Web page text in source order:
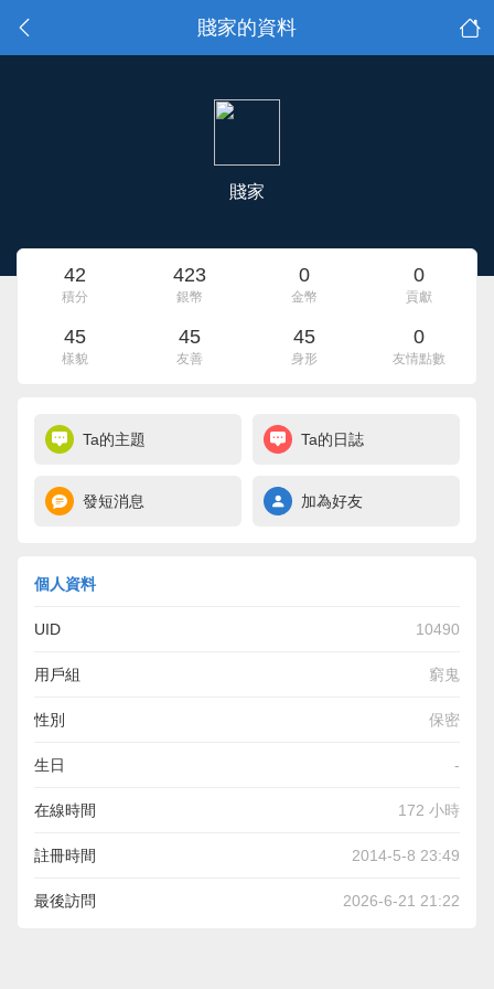
賤家的資料
賤家
42
積分
423
銀幣
0
金幣
0
貢獻
45
樣貌
45
友善
45
身形
0
友情點數
Ta的主題 Ta的日誌
發短消息 加為好友
個人資料
UID 10490
用戶組 窮鬼
性別 保密
生日 -
在線時間 172 小時
註冊時間 2014-5-8 23:49
最後訪問 2026-6-21 21:22